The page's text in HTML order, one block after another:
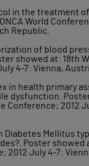
in the treatment
World
Republic.
of blood
showed at: 18th
4-7: Vienna,
in health primary
dysfunction.
Conference; 2012
Mellitus
Poster showed
2012 July 4-7: